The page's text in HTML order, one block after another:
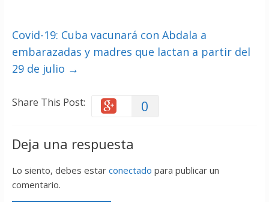
Covid-19: Cuba vacunará con Abdala a
embarazadas y madres que lactan a partir del
29 de julio →
Share This Post: 0
Deja una respuesta
Lo siento, debes estar conectado para publicar un
comentario.